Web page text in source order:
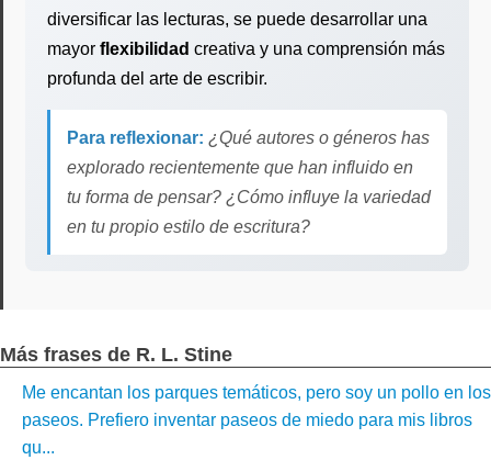
diversificar las lecturas, se puede desarrollar una
mayor flexibilidad creativa y una comprensión más
profunda del arte de escribir.
Para reflexionar: ¿Qué autores o géneros has
explorado recientemente que han influido en
tu forma de pensar? ¿Cómo influye la variedad
en tu propio estilo de escritura?
Más frases de R. L. Stine
Me encantan los parques temáticos, pero soy un pollo en los
paseos. Prefiero inventar paseos de miedo para mis libros
qu...